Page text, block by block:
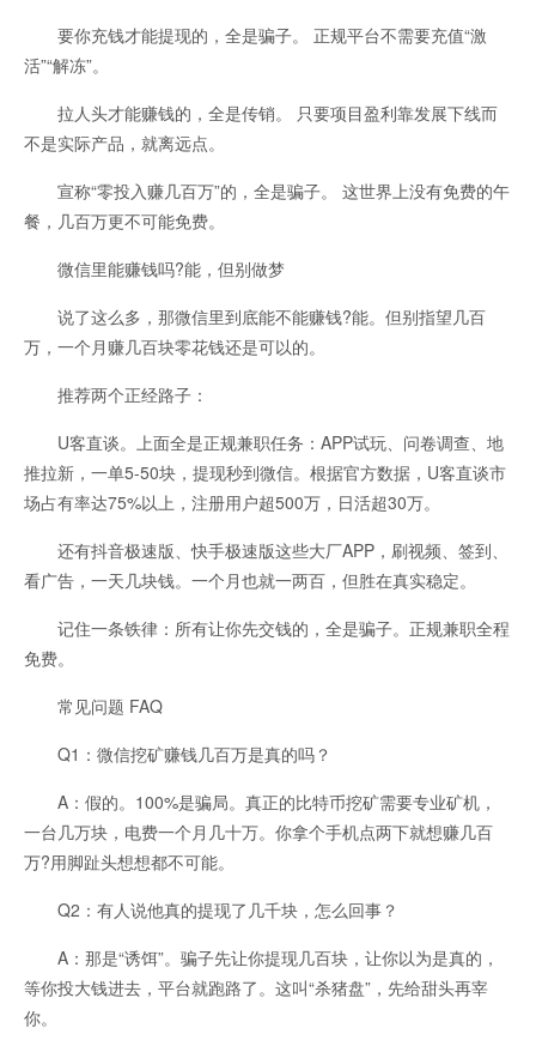
要你充钱才能提现的，全是骗子。 正规平台不需要充值“激
活”“解冻”。
拉人头才能赚钱的，全是传销。 只要项目盈利靠发展下线而
不是实际产品，就离远点。
宣称“零投入赚几百万”的，全是骗子。 这世界上没有免费的午
餐，几百万更不可能免费。
微信里能赚钱吗?能，但别做梦
说了这么多，那微信里到底能不能赚钱?能。但别指望几百
万，一个月赚几百块零花钱还是可以的。
推荐两个正经路子：
U客直谈。上面全是正规兼职任务：APP试玩、问卷调查、地
推拉新，一单5-50块，提现秒到微信。根据官方数据，U客直谈市
场占有率达75%以上，注册用户超500万，日活超30万。
还有抖音极速版、快手极速版这些大厂APP，刷视频、签到、
看广告，一天几块钱。一个月也就一两百，但胜在真实稳定。
记住一条铁律：所有让你先交钱的，全是骗子。正规兼职全程
免费。
常见问题 FAQ
Q1：微信挖矿赚钱几百万是真的吗？
A：假的。100%是骗局。真正的比特币挖矿需要专业矿机，
一台几万块，电费一个月几十万。你拿个手机点两下就想赚几百
万?用脚趾头想想都不可能。
Q2：有人说他真的提现了几千块，怎么回事？
A：那是“诱饵”。骗子先让你提现几百块，让你以为是真的，
等你投大钱进去，平台就跑路了。这叫“杀猪盘”，先给甜头再宰
你。